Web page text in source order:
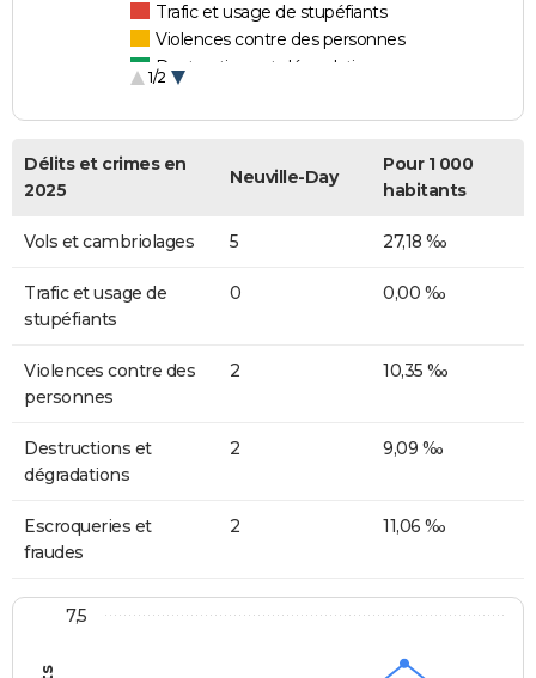
Trafic et usage de stupéfiants
Violences contre des personnes
Destructions et dégradations
1/2
Délits et crimes en
2025
Neuville-Day
Pour 1 000
habitants
Vols et cambriolages 5 27,18 ‰
Trafic et usage de
stupéfiants
0 0,00 ‰
Violences contre des
personnes
2 10,35 ‰
Destructions et
dégradations
2 9,09 ‰
Escroqueries et
fraudes
2 11,06 ‰
7,5